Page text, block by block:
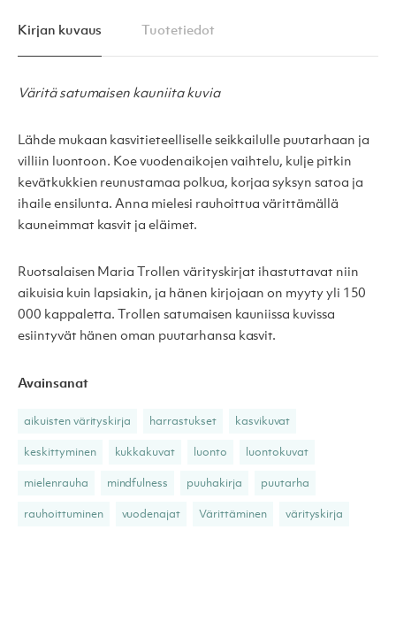
Kirjan kuvaus Tuotetiedot
Väritä satumaisen kauniita kuvia
Lähde mukaan kasvitieteelliselle seikkailulle puutarhaan ja
villiin luontoon. Koe vuodenaikojen vaihtelu, kulje pitkin
kevätkukkien reunustamaa polkua, korjaa syksyn satoa ja
ihaile ensilunta. Anna mielesi rauhoittua värittämällä
kauneimmat kasvit ja eläimet.
Ruotsalaisen Maria Trollen värityskirjat ihastuttavat niin
aikuisia kuin lapsiakin, ja hänen kirjojaan on myyty yli 150
000 kappaletta. Trollen satumaisen kauniissa kuvissa
esiintyvät hänen oman puutarhansa kasvit.
Avainsanat
aikuisten värityskirja harrastukset kasvikuvat
keskittyminen kukkakuvat luonto luontokuvat
mielenrauha mindfulness puuhakirja puutarha
rauhoittuminen vuodenajat Värittäminen värityskirja